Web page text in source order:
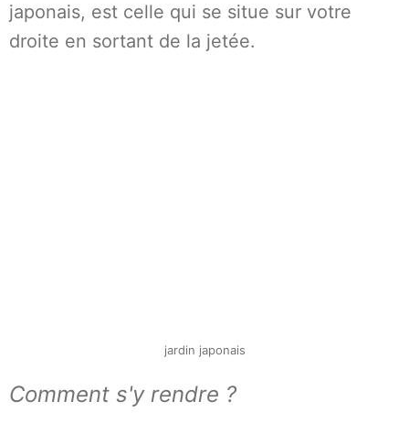
japonais, est celle qui se situe sur votre
droite en sortant de la jetée.
jardin japonais
Comment s'y rendre ?